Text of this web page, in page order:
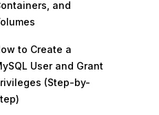
and
to Create a
User and Grant
(Step-by-